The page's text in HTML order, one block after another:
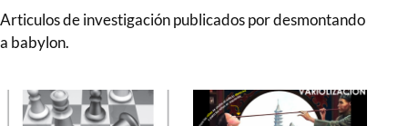
Articulos de investigación publicados por desmontando
a babylon.